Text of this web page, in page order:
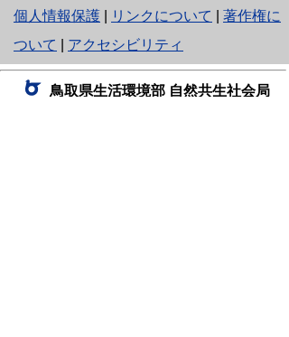
個人情報保護
と
り
ネ
ッ
リンクについて
著作権に
ついて
アクセシビリティ
鳥取県生活環境部 自然共生社会局